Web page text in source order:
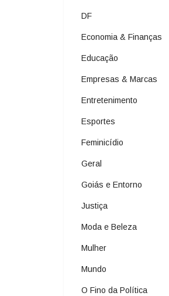
DF
Economia & Finanças
Educação
Empresas & Marcas
Entretenimento
Esportes
Feminicídio
Geral
Goiás e Entorno
Justiça
Moda e Beleza
Mulher
Mundo
O Fino da Política